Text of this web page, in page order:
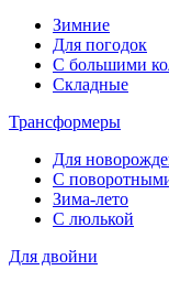
Зимние
Для погодок
С большими
Складные
Трансформеры
Для
С
Зима-лето
С люлькой
Для двойни